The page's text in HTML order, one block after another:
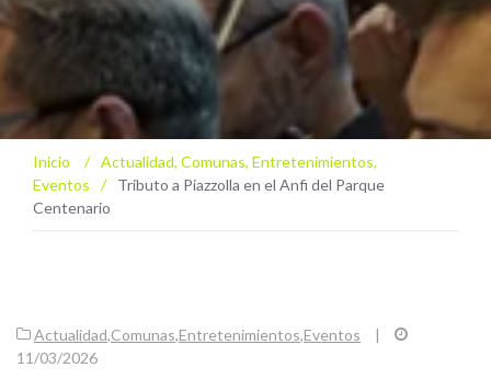
Inicio / Actualidad, Comunas, Entretenimientos,
Eventos
/
Tributo a Piazzolla en el Anfi del Parque
Centenario
Actualidad,Comunas,Entretenimientos,Eventos
|
11/03/2026